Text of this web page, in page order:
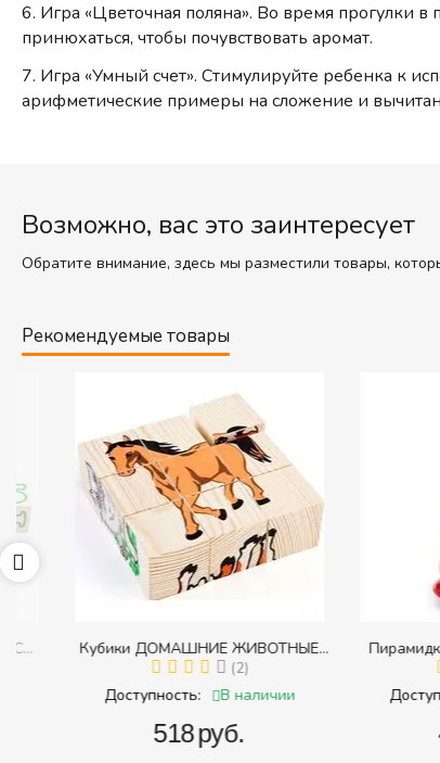
6. Игра «Цветочная поляна». Во время прогулки
принюхаться, чтобы почувствовать аромат.
7. Игра «Умный счет». Стимулируйте ребенка к
арифметические примеры на сложение и
Возможно, вас это заинтересует
Обратите внимание, здесь мы разместили товары,
Рекомендуемые товары
Кубики ДОМАШНИЕ ЖИВОТНЫЕ
(Томик) (Набор кубиков разрезных
(складных))
(2)
Доступность: В наличии
руб.
Пирамидка
(Пирамидка
‍409‍